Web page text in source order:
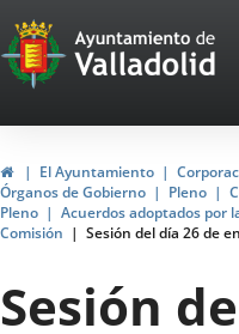
Portal
Web
del
de
Valladolid
HomeEl Ayuntamiento
Órganos de Gobierno
Pleno
Pleno
Acuerdos adoptados por
Comisión
Sesión del día 26 de
Sesión